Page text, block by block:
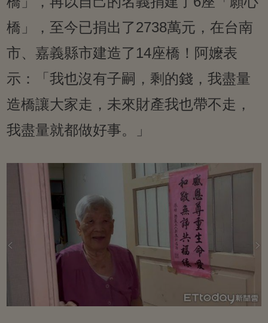
橋」，至今已捐出了2738萬元，在台南
市、嘉義縣市建造了14座橋！阿嬤表
示：「我也沒有子嗣，剩的錢，我盡量
造橋讓大家走，未來財產我也帶不走，
我盡量就都做好事。」